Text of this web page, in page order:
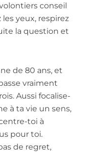
conseil
yeux, respirez
la question et
de 80 ans, et
vraiment
Aussi focalise-
à ta vie un sens,
toi à
pour toi.
de regret,